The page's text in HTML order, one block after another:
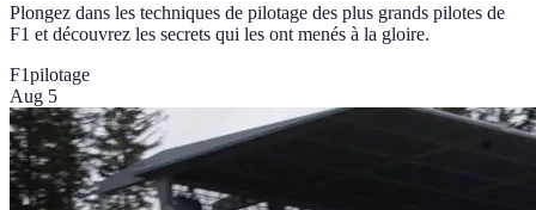
Plongez dans les techniques de pilotage des plus grands pilotes de
F1 et découvrez les secrets qui les ont menés à la gloire.
F1pilotage
Aug 5